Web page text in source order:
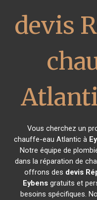
devis
Vous cherchez un
chauffe-eau Atlantic à
Notre équipe de
dans la réparation de
offrons des devis
Eybens gratuits et
besoins spécifiques.